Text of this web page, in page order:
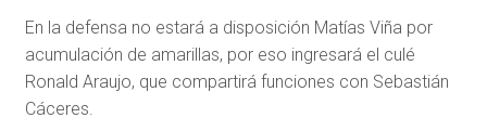
En la defensa no estará a disposición Matías Viña por
acumulación de amarillas, por eso ingresará el culé
Ronald Araujo, que compartirá funciones con Sebastián
Cáceres.